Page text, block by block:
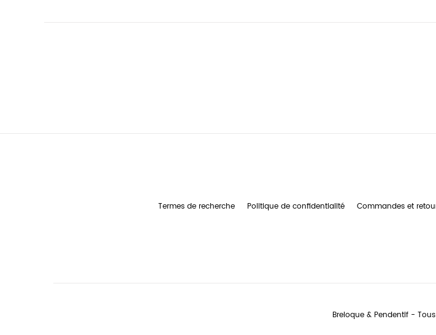
Termes de recherche Politique de confidentialité Commandes et
Breloque & Pendentif -